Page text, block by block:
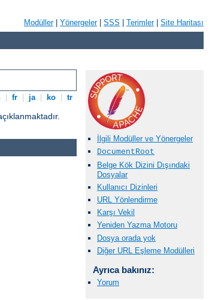
Modüller| Yönergeler| SSS Terimler| Site Haritası
fr ja ko tr
İlgili Modüller ve Yönergeler
DocumentRoot
Belge Kök Dizini Dışındaki
Dosyalar
Kullanıcı Dizinleri
URL Yönlendirme
Karşı Vekil
Yeniden Yazma Motoru
Dosya orada yok
Diğer URL Eşleme Modülleri
Ayrıca bakınız:
Yorum